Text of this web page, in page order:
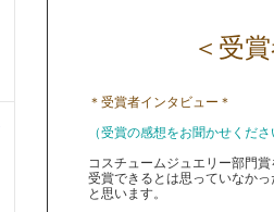
＜受賞
＊受賞者インタビュー＊
（受賞の感想をお聞かせくだ
コスチュームジュエリー部門
受賞できるとは思っていなか
と思います。